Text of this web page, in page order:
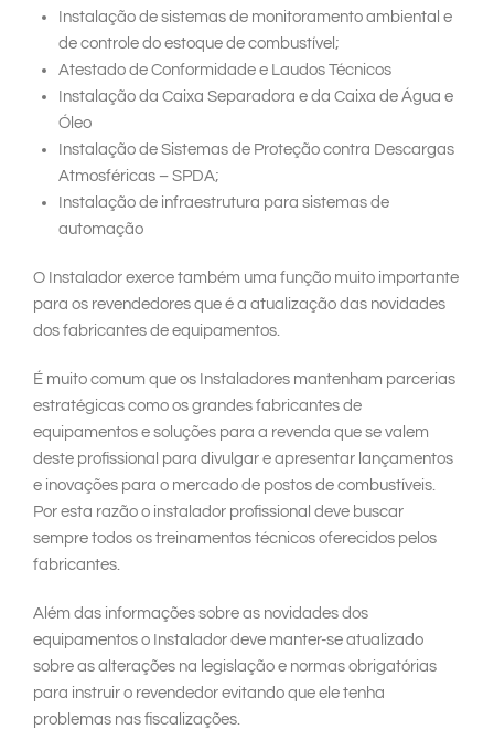
Instalação de sistemas de monitoramento ambiental e
de controle do estoque de combustível;
Atestado de Conformidade e Laudos Técnicos
Instalação da Caixa Separadora e da Caixa de Água e
Óleo
Instalação de Sistemas de Proteção contra Descargas
Atmosféricas – SPDA;
Instalação de infraestrutura para sistemas de
automação
O Instalador exerce também uma função muito importante
para os revendedores que é a atualização das novidades
dos fabricantes de equipamentos.
É muito comum que os Instaladores mantenham parcerias
estratégicas como os grandes fabricantes de
equipamentos e soluções para a revenda que se valem
deste profissional para divulgar e apresentar lançamentos
e inovações para o mercado de postos de combustíveis.
Por esta razão o instalador profissional deve buscar
sempre todos os treinamentos técnicos oferecidos pelos
fabricantes.
Além das informações sobre as novidades dos
equipamentos o Instalador deve manter-se atualizado
sobre as alterações na legislação e normas obrigatórias
para instruir o revendedor evitando que ele tenha
problemas nas fiscalizações.